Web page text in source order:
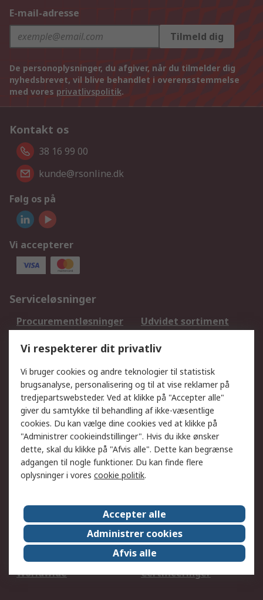
E-mail-adresse
Tilmeld dig
De personoplysninger, du afgiver, når du tilmelder dig
nyhedsbrevet, vil blive behandlet i overensstemmelse
med vores privatlivspolitik.
Kontakt os
38 16 99 00
kunde@rsonline.dk
Følg os på
Vi accepterer
Serviceløsninger
Procurementløsninger
Udvidet sortiment
DesignSpark
Teknisk Support
Dit lokale salgsteam
Eksportløsninger
Support
Få hjælp
Returnering
Levering
Spor min ordre
Fakturakopi
Betalingsmuligheder
Fordele med Mit RS
Okdo
Om RS
Salgsbetingelser
Det juridiske
Pressecenter
Job hos RS
ESG
Worldwide
Certificeringer
Vi respekterer dit privatliv
Vi bruger cookies og andre teknologier til statistisk
brugsanalyse, personalisering og til at vise reklamer på
tredjepartswebsteder. Ved at klikke på "Accepter alle"
giver du samtykke til behandling af ikke-væsentlige
cookies. Du kan vælge dine cookies ved at klikke på
"Administrer cookieindstillinger". Hvis du ikke ønsker
dette, skal du klikke på "Afvis alle". Dette kan begrænse
adgangen til nogle funktioner. Du kan finde flere
oplysninger i vores cookie politik.
Accepter alle
Administrer cookies
Afvis alle